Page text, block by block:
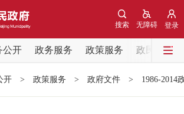
登录
无障碍
搜索
公开 政务服务 政策服务
政民互动
党中央精神
开 > 政策服务 > 政府文件 > 1986-2014